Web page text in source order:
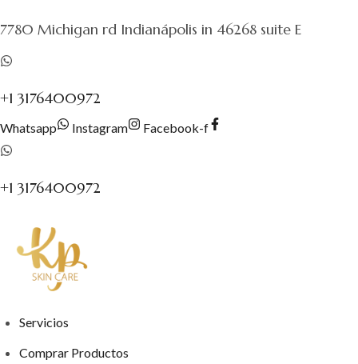
contenido
7780 Michigan rd Indianápolis in 46268 suite E
+1 3176400972
Whatsapp Instagram Facebook-f
+1 3176400972
Servicios
Comprar Productos